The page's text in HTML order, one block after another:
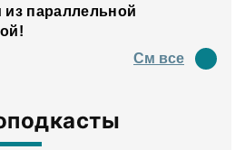
из параллельной
См все